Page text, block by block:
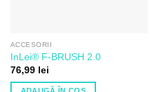
ACCESORII
InLei® F-BRUSH 2.0
76,99 lei